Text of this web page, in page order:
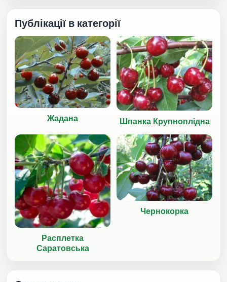
Публікації в категорії
Жадана Шпанка Крупноплідна
Расплетка
Саратовська
Чернокорка